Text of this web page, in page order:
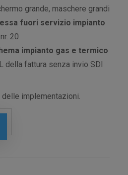
grande, maschere grandi
fuori servizio impianto
20
impianto gas e termico
della fattura senza invio SDI
implementazioni.